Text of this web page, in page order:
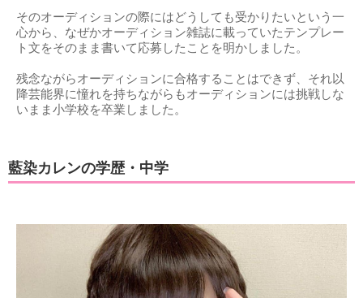
そのオーディションの際にはどうしても受かりたいという一
心から、なぜかオーディション雑誌に載っていたテンプレー
ト文をそのまま書いて応募したことを明かしました。
残念ながらオーディションに合格することはできず、それ以
降芸能界に憧れを持ちながらもオーディションには挑戦しな
いまま小学校を卒業しました。
藍染カレンの学歴・中学